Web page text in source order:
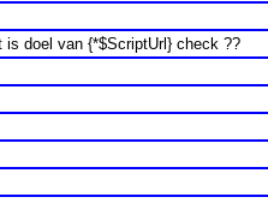
is doel van {*$ScriptUrl} check ??